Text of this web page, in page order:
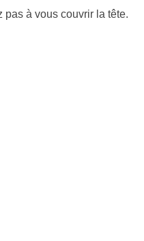
à vous couvrir la tête.